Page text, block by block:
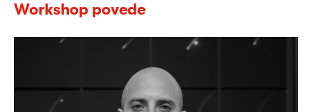
Workshop povede